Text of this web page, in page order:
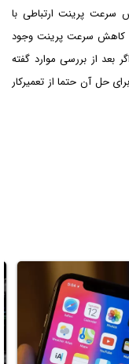
سرعت پرینت ارتباطی با
کاهش سرعت پرینت وجود
بعد از بررسی موارد گفته
حل آن حتما از تعمیرکار